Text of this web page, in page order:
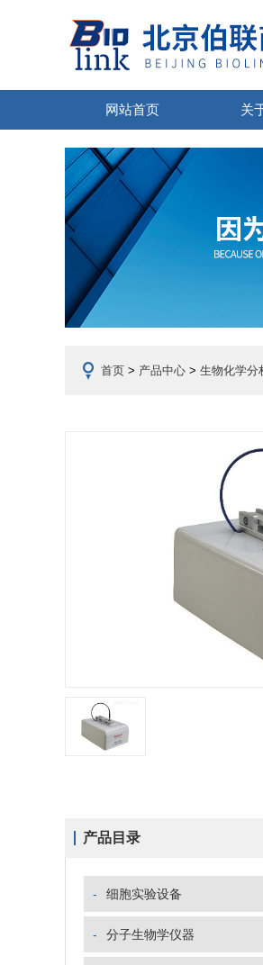
网站首页 关
首页 > 产品中心 > 生物化学分
产品目录
- 细胞实验设备
- 分子生物学仪器